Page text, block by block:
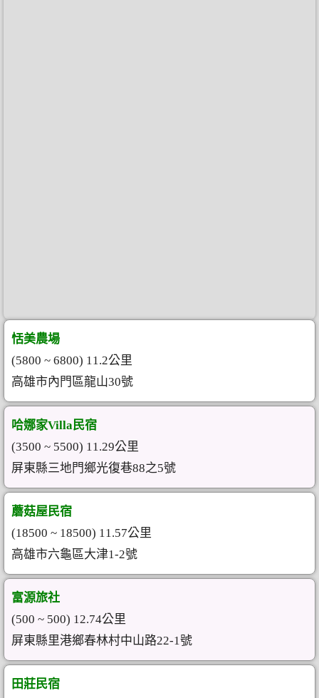
恬美農場
(5800 ~ 6800) 11.2公里
高雄市內門區龍山30號
哈娜家Villa民宿
(3500 ~ 5500) 11.29公里
屏東縣三地門鄉光復巷88之5號
蘑菇屋民宿
(18500 ~ 18500) 11.57公里
高雄市六龜區大津1-2號
富源旅社
(500 ~ 500) 12.74公里
屏東縣里港鄉春林村中山路22-1號
田莊民宿